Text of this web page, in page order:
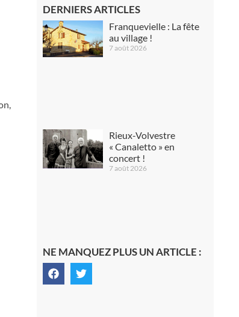
DERNIERS ARTICLES
Franquevielle : La fête
au village !
7 août 2026
Rieux-Volvestre
« Canaletto » en
concert !
7 août 2026
NE MANQUEZ PLUS UN ARTICLE :